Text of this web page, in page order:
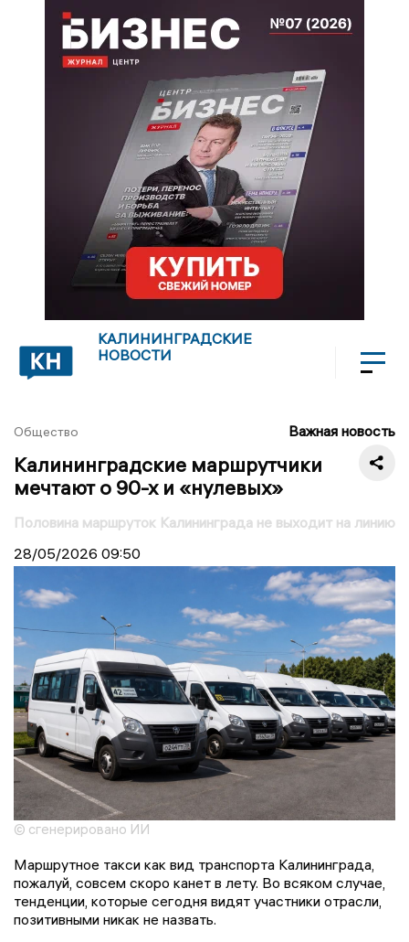
КАЛИНИНГРАДСКИЕ
НОВОСТИ
Общество Важная новость
Калининградские маршрутчики
мечтают о 90-х и «нулевых»
Половина маршруток Калининграда не выходит на линию
28/05/2026 09:50
© сгенерировано ИИ
Маршрутное такси как вид транспорта Калининграда,
пожалуй, совсем скоро канет в лету. Во всяком случае,
тенденции, которые сегодня видят участники отрасли,
позитивными никак не назвать.